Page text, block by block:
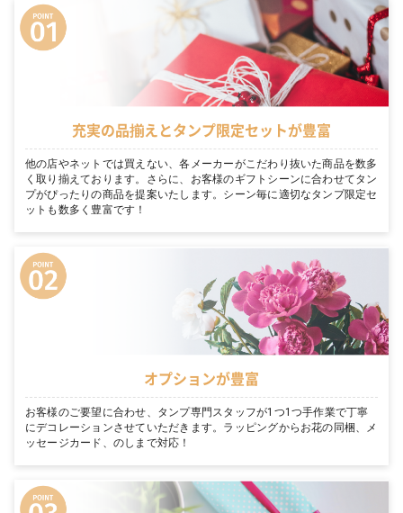
充実の品揃えとタンプ限定セットが豊富
他の店やネットでは買えない、各メーカーがこだわり抜いた商品を数多
く取り揃えております。さらに、お客様のギフトシーンに合わせてタン
プがぴったりの商品を提案いたします。シーン毎に適切なタンプ限定セ
ットも数多く豊富です！
オプションが豊富
お客様のご要望に合わせ、タンプ専門スタッフが1つ1つ手作業で丁寧
にデコレーションさせていただきます。ラッピングからお花の同梱、メ
ッセージカード、のしまで対応！